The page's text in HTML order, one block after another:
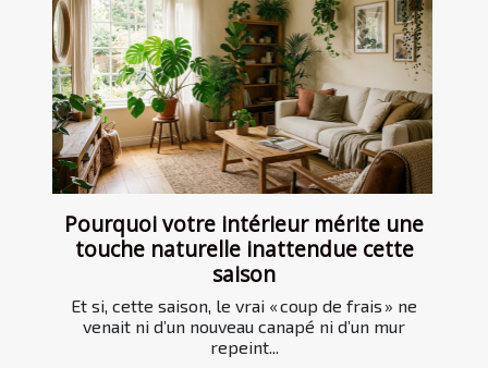
Pourquoi votre intérieur mérite une
touche naturelle inattendue cette
saison
Et si, cette saison, le vrai « coup de frais » ne
venait ni d’un nouveau canapé ni d’un mur
repeint...